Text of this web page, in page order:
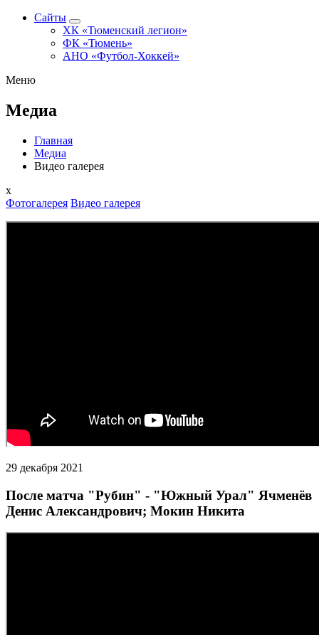
Сайты
ХК «Тюменский легион»
ФК «Тюмень»
АНО «Футбол-Хоккей»
Меню
Медиа
Главная
Медиа
Видео галерея
x
Фотогалерея Видео галерея
29 декабря 2021
После матча "Рубин" - "Южный Урал" Ячменёв
Денис Александрович; Мокин Никита